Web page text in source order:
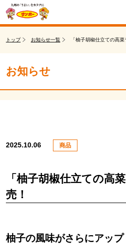
トップ お知らせ一覧 「柚子胡椒仕立ての高
お知らせ
2025.10.06 商品
「柚子胡椒仕立ての高
売！
柚子の風味がさらにアッ